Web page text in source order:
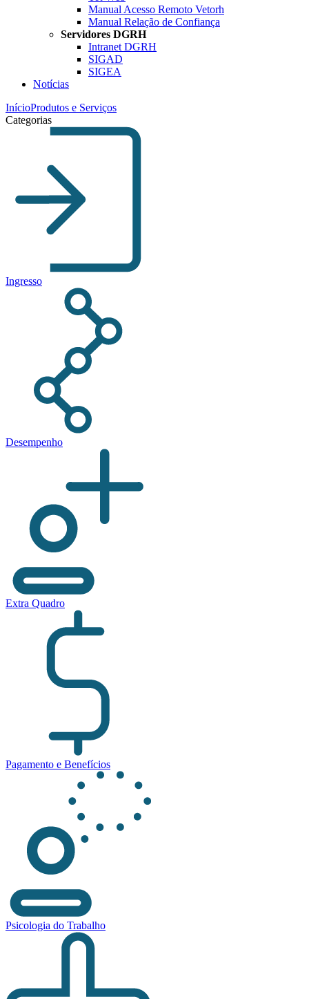
Manual Acesso Remoto Vetorh
Manual Relação de Confiança
Servidores DGRH
Intranet DGRH
SIGAD
SIGEA
Notícias
InícioProdutos e Serviços
Categorias
Ingresso
Desempenho
Extra Quadro
Pagamento e Benefícios
Psicologia do Trabalho